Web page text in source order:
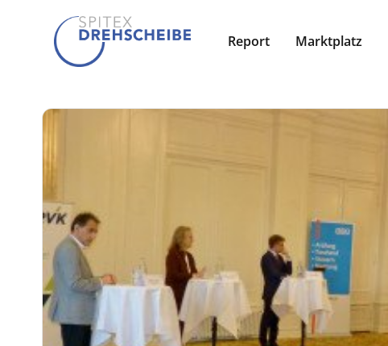
Report Marktplatz